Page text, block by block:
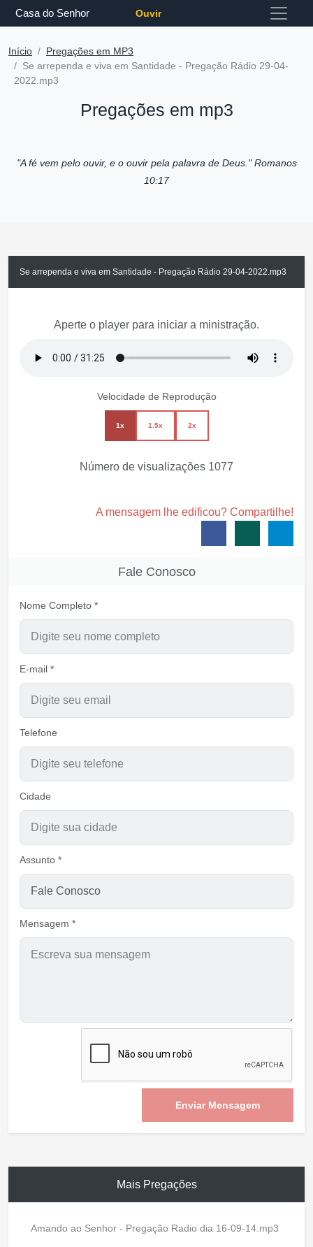
Casa do Senhor Ouvir
Início
Pregações em MP3
Se arrependa e viva em Santidade - Pregação Rádio 29-04-
2022.mp3
Pregações em mp3
"A fé vem pelo ouvir, e o ouvir pela palavra de Deus."Romanos
10:17
Se arrependa e viva em Santidade - Pregação Rádio 29-04-2022.mp3
Aperte o player para iniciar a ministração.
Velocidade de Reprodução
1x 1.5x 2x
Número de visualizações 1077
A mensagem lhe edificou? Compartilhe!
Fale Conosco
Nome Completo *
E-mail *
Telefone
Cidade
Assunto *
Mensagem *
Enviar Mensagem
Mais Pregações
Amando ao Senhor - Pregação Radio dia 16-09-14.mp3